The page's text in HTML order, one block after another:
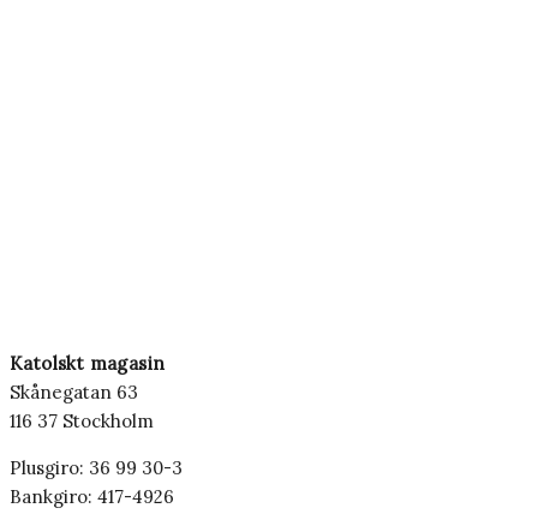
Katolskt magasin
Skånegatan 63
116 37 Stockholm
Plusgiro: 36 99 30-3
Bankgiro: 417-4926